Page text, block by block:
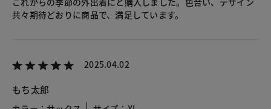
共々期待どおりに商品で、満足しています。
2025.04.02
もち太郎